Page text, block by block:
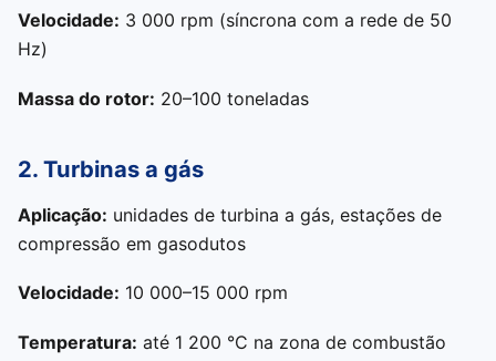
Velocidade: 3 000 rpm (síncrona com a rede de 50
Hz)
Massa do rotor: 20–100 toneladas
2. Turbinas a gás
Aplicação: unidades de turbina a gás, estações de
compressão em gasodutos
Velocidade: 10 000–15 000 rpm
Temperatura: até 1 200 °C na zona de combustão